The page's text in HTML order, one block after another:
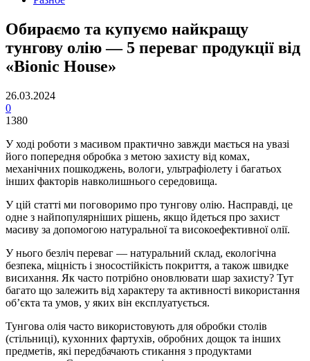
Обираємо та купуємо найкращу
тунгову олію — 5 переваг продукції від
«Bionic House»
26.03.2024
0
1380
У ході роботи з масивом практично завжди мається на увазі
його попередня обробка з метою захисту від комах,
механічних пошкоджень, вологи, ультрафіолету і багатьох
інших факторів навколишнього середовища.
У цій статті ми поговоримо про тунгову олію. Насправді, це
одне з найпопулярніших рішень, якщо йдеться про захист
масиву за допомогою натуральної та високоефективної олії.
У нього безліч переваг — натуральний склад, екологічна
безпека, міцність і зносостійкість покриття, а також швидке
висихання. Як часто потрібно оновлювати шар захисту? Тут
багато що залежить від характеру та активності використання
об’єкта та умов, у яких він експлуатується.
Тунгова олія часто використовують для обробки столів
(стільниці), кухонних фартухів, обробних дощок та інших
предметів, які передбачають стикання з продуктами